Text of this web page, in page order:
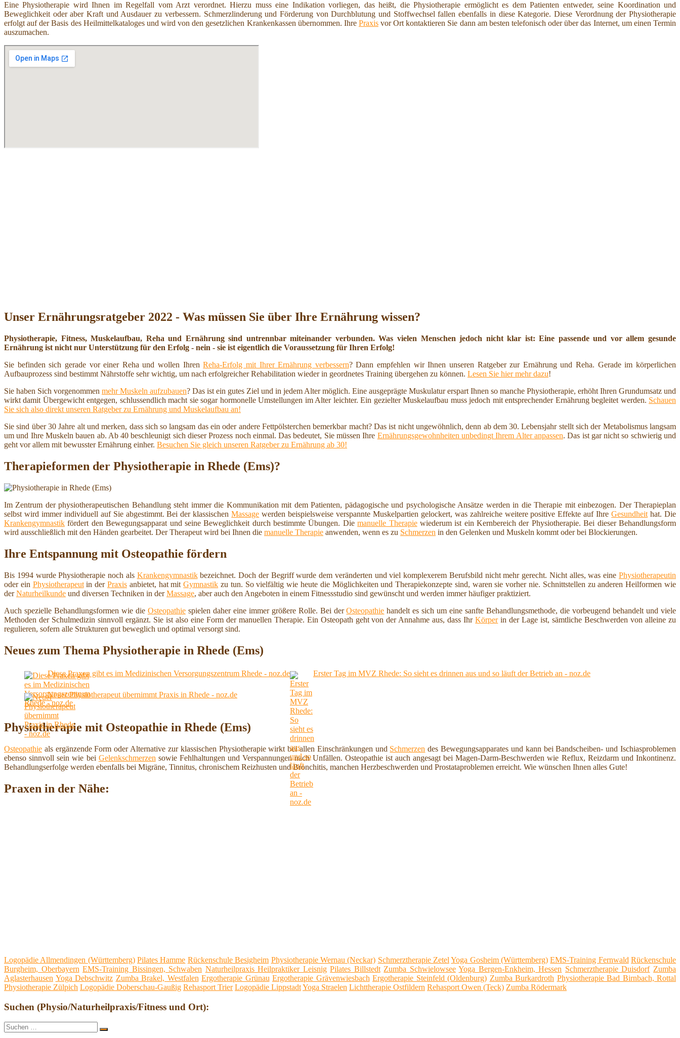
Eine Physiotherapie wird Ihnen im Regelfall vom Arzt verordnet. Hierzu muss eine Indikation vorliegen, das heißt, die Physiotherapie ermöglicht es dem Patienten entweder, seine Koordination und
Beweglichkeit oder aber Kraft und Ausdauer zu verbessern. Schmerzlinderung und Förderung von Durchblutung und Stoffwechsel fallen ebenfalls in diese Kategorie. Diese Verordnung der Physiotherapie
erfolgt auf der Basis des Heilmittelkataloges und wird von den gesetzlichen Krankenkassen übernommen. Ihre Praxisvor Ort kontaktieren Sie dann am besten telefonisch oder über das Internet, um einen Termin
auszumachen.
Unser Ernährungsratgeber 2022 - Was müssen Sie über Ihre Ernährung wissen?
Physiotherapie, Fitness, Muskelaufbau, Reha und Ernährung sind untrennbar miteinander verbunden. Was vielen Menschen jedoch nicht klar ist: Eine passende und vor allem gesunde
Ernährung ist nicht nur Unterstützung für den Erfolg - nein - sie ist eigentlich die Voraussetzung für Ihren Erfolg!
Sie befinden sich gerade vor einer Reha und wollen IhrenReha-Erfolg mit Ihrer Ernährung verbessern? Dann empfehlen wir Ihnen unseren Ratgeber zur Ernährung und Reha. Gerade im körperlichen
Aufbauprozess sind bestimmt Nährstoffe sehr wichtig, um nach erfolgreicher Rehabilitation wieder in geordnetes Training übergehen zu können. Lesen Sie hier mehr dazu!
Sie haben Sich vorgenommen mehr Muskeln aufzubauen? Das ist ein gutes Ziel und in jedem Alter möglich. Eine ausgeprägte Muskulatur erspart Ihnen so manche Physiotherapie, erhöht Ihren Grundumsatz und
wirkt damit Übergewicht entgegen, schlussendlich macht sie sogar hormonelle Umstellungen im Alter leichter. Ein gezielter Muskelaufbau muss jedoch mit entsprechender Ernährung begleitet werden. Schauen
Sie sich also direkt unseren Ratgeber zu Ernährung und Muskelaufbau an!
Sie sind über 30 Jahre alt und merken, dass sich so langsam das ein oder andere Fettpölsterchen bemerkbar macht? Das ist nicht ungewöhnlich, denn ab dem 30. Lebensjahr stellt sich der Metabolismus langsam
um und Ihre Muskeln bauen ab. Ab 40 beschleunigt sich dieser Prozess noch einmal. Das bedeutet, Sie müssen Ihre Ernährungsgewohnheiten unbedingt Ihrem Alter anpassen. Das ist gar nicht so schwierig und
geht vor allem mit bewusster Ernährung einher. Besuchen Sie gleich unseren Ratgeber zu Ernährung ab 30!
Therapieformen der Physiotherapie in Rhede (Ems)?
Im Zentrum der physiotherapeutischen Behandlung steht immer die Kommunikation mit dem Patienten, pädagogische und psychologische Ansätze werden in die Therapie mit einbezogen. Der Therapieplan
selbst wird immer individuell auf Sie abgestimmt. Bei der klassischenMassage werden beispielsweise verspannte Muskelpartien gelockert, was zahlreiche weitere positive Effekte auf IhreGesundheit hat. Die
Krankengymnastik fördert den Bewegungsapparat und seine Beweglichkeit durch bestimmte Übungen. Diemanuelle Therapiewiederum ist ein Kernbereich der Physiotherapie. Bei dieser Behandlungsform
wird ausschließlich mit den Händen gearbeitet. Der Therapeut wird bei Ihnen die manuelle Therapie anwenden, wenn es zu Schmerzen in den Gelenken und Muskeln kommt oder bei Blockierungen.
Ihre Entspannung mit Osteopathie fördern
Bis 1994 wurde Physiotherapie noch als Krankengymnastikbezeichnet. Doch der Begriff wurde dem veränderten und viel komplexerem Berufsbild nicht mehr gerecht. Nicht alles, was einePhysiotherapeutin
oder ein Physiotherapeutin der Praxisanbietet, hat mitGymnastik zu tun. So vielfältig wie heute die Möglichkeiten und Therapiekonzepte sind, waren sie vorher nie. Schnittstellen zu anderen Heilformen wie
derNaturheilkunde und diversen Techniken in derMassage, aber auch den Angeboten in einem Fitnessstudio sind gewünscht und werden immer häufiger praktiziert.
Auch spezielle Behandlungsformen wie die Osteopathiespielen daher eine immer größere Rolle. Bei derOsteopathie handelt es sich um eine sanfte Behandlungsmethode, die vorbeugend behandelt und viele
Methoden der Schulmedizin sinnvoll ergänzt. Sie ist also eine Form der manuellen Therapie. Ein Osteopath geht von der Annahme aus, dass IhrKörperin der Lage ist, sämtliche Beschwerden von alleine zu
regulieren, sofern alle Strukturen gut beweglich und optimal versorgt sind.
Neues zum Thema Physiotherapie in Rhede (Ems)
Diese Praxen gibt es im Medizinischen Versorgungszentrum Rhede - noz.de Erster Tag im MVZ Rhede: So sieht es drinnen aus und so läuft der Betrieb an - noz.de
Neuer Physiotherapeut übernimmt Praxis in Rhede - noz.de
Physiotherapie mit Osteopathie in Rhede (Ems)
Osteopathie als ergänzende Form oder Alternative zur klassischen Physiotherapie wirkt bei allen Einschränkungen und Schmerzen des Bewegungsapparates und kann bei Bandscheiben- und Ischiasproblemen
ebenso sinnvoll sein wie bei Gelenkschmerzen sowie Fehlhaltungen und Verspannungen nach Unfällen. Osteopathie ist auch angesagt bei Magen-Darm-Beschwerden wie Reflux, Reizdarm und Inkontinenz.
Behandlungserfolge werden ebenfalls bei Migräne, Tinnitus, chronischem Reizhusten und Bronchitis, manchen Herzbeschwerden und Prostataproblemen erreicht. Wie wünschen Ihnen alles Gute!
Praxen in der Nähe:
Logopädie Allmendingen (Württemberg) Pilates Hamme Rückenschule Besigheim Physiotherapie Wernau (Neckar) Schmerztherapie Zetel Yoga Gosheim (Württemberg) EMS-Training Fernwald Rückenschule
Burgheim, Oberbayern EMS-Training Bissingen, Schwaben Naturheilpraxis Heilpraktiker Leisnig Pilates Billstedt Zumba Schwielowsee Yoga Bergen-Enkheim, Hessen Schmerztherapie Duisdorf Zumba
Aglasterhausen Yoga Debschwitz Zumba Brakel, Westfalen Ergotherapie Grünau Ergotherapie Grävenwiesbach Ergotherapie Steinfeld (Oldenburg) Zumba Burkardroth Physiotherapie Bad Birnbach, Rottal
Physiotherapie Zülpich Logopädie Doberschau-Gaußig Rehasport Trier Logopädie LippstadtYoga Straelen Lichttherapie Ostfildern Rehasport Owen (Teck) Zumba Rödermark
Suchen (Physio/Naturheilpraxis/Fitness und Ort):
Suche
nach:
Suchen